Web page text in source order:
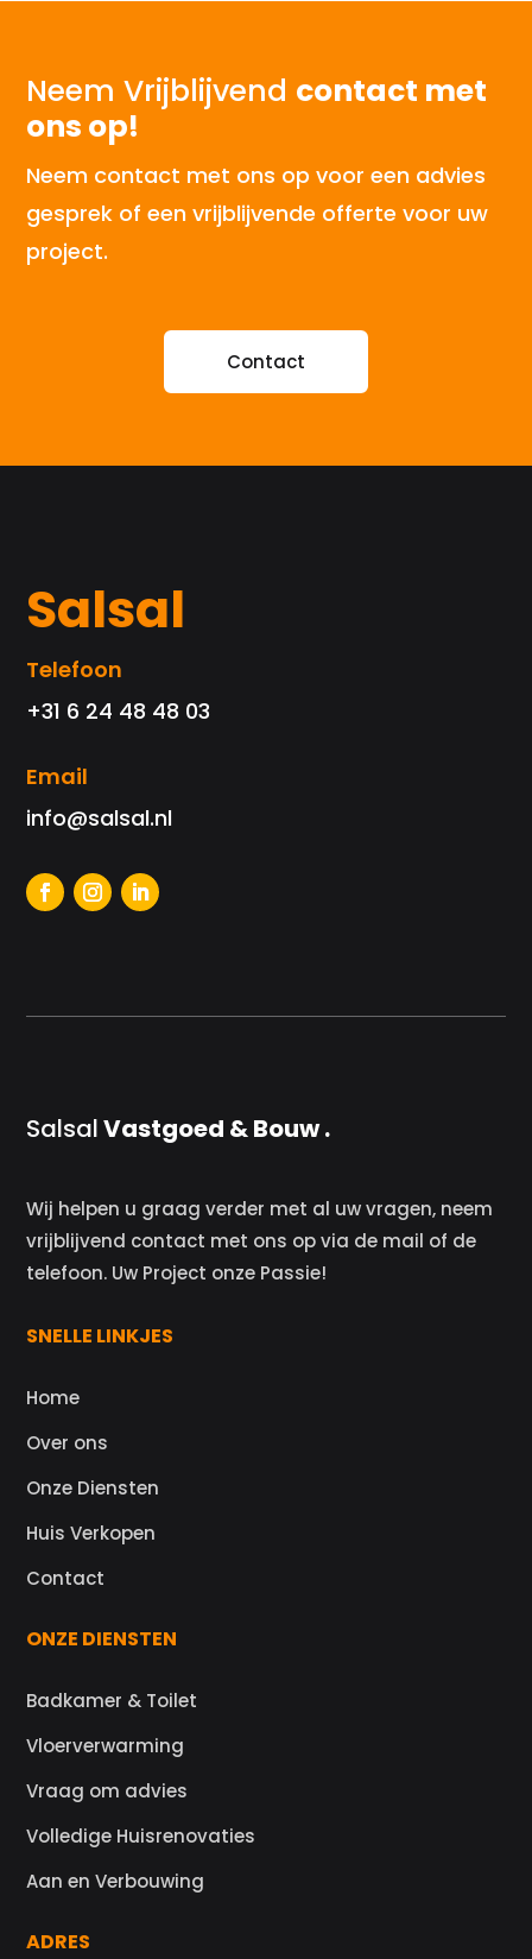
Neem Vrijblijvend contact met
ons op!
Neem contact met ons op voor een advies
gesprek of een vrijblijvende offerte voor uw
project.
Contact
Salsal
Telefoon
+31 6 24 48 48 03
Email
info@salsal.nl
SalsalVastgoed & Bouw .
Wij helpen u graag verder met al uw vragen, neem
vrijblijvend contact met ons op via de mail of de
telefoon. Uw Project onze Passie!
SNELLE LINKJES
Home
Over ons
Onze Diensten
Huis Verkopen
Contact
ONZE DIENSTEN
Badkamer & Toilet
Vloerverwarming
Vraag om advies
Volledige Huisrenovaties
Aan en Verbouwing
ADRES